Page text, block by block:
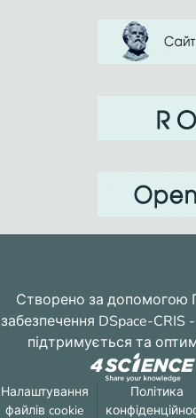
Створено за допомогою
забезпечення DSpace-CRIS
підтримується та
Налаштування
файлів cookie
Політика